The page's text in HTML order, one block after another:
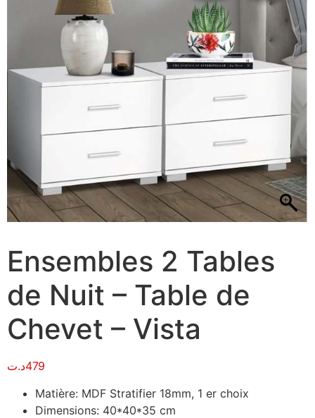
Ensembles 2 Tables
de Nuit – Table de
Chevet – Vista
479د.ت
Matière: MDF Stratifier 18mm, 1 er choix
Dimensions: 40*40*35 cm